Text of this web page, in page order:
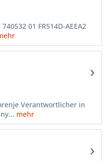
01 FR514D-AEEA2
Verantwortlicher in
mehr